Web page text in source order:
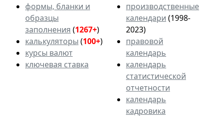
формы, бланки и
образцы
заполнения (1267+)
калькуляторы (100+)
курсы валют
ключевая ставка
производственные
календари (1998-
2023)
правовой
календарь
календарь
статистической
отчетности
календарь
кадровика